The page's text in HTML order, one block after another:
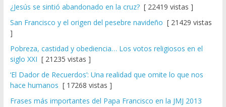
¿Jesús se sintió abandonado en la cruz?[ 22419 vistas ]
San Francisco y el origen del pesebre navideño [ 21429 vistas
]
Pobreza, castidad y obediencia… Los votos religiosos en el
siglo XXI [ 21235 vistas ]
‘El Dador de Recuerdos’: Una realidad que omite lo que nos
hace humanos [ 17268 vistas ]
Frases más importantes del Papa Francisco en la JMJ 2013